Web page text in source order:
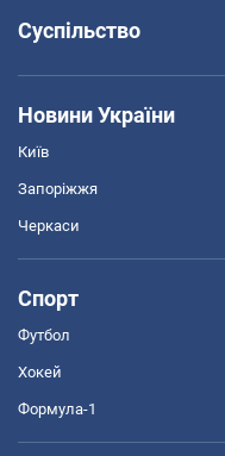
Суспільство
Новини України
Київ
Запоріжжя
Черкаси
Спорт
Футбол
Хокей
Формула-1